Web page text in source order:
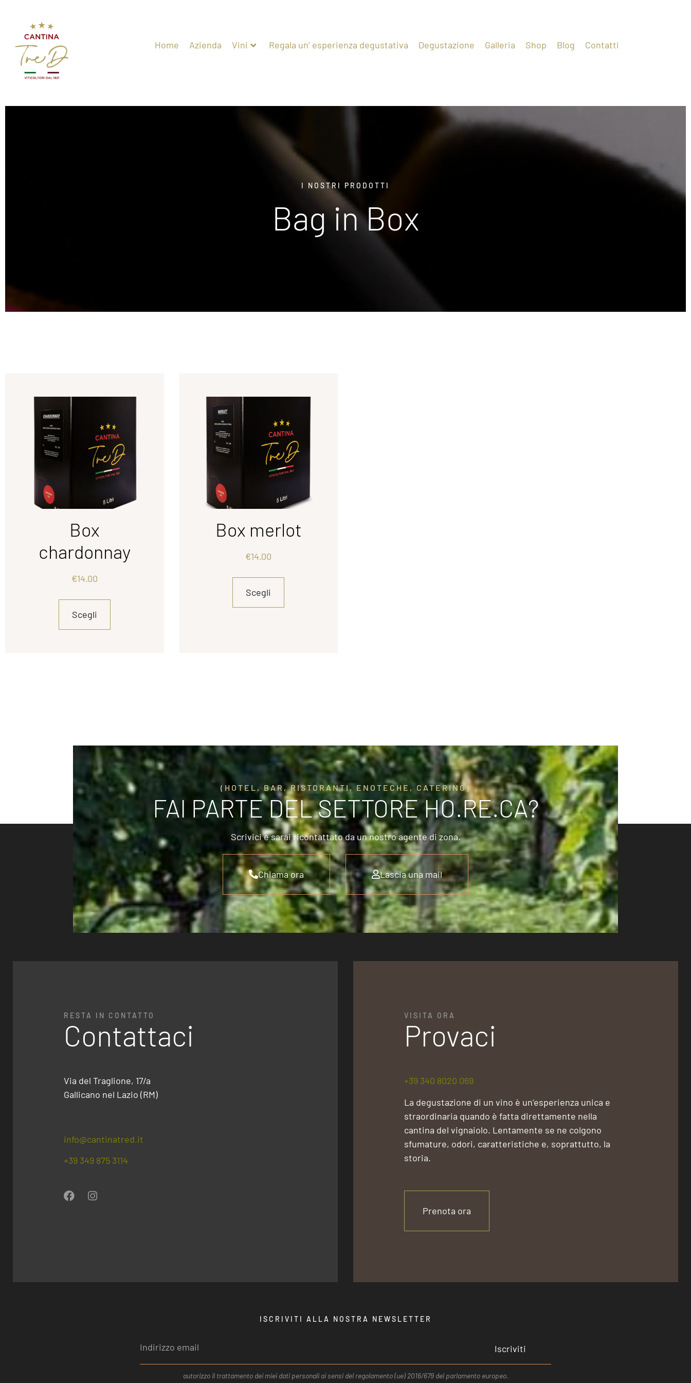
Home Azienda Vini Regala un’ esperienza degustativa Degustazione Galleria Shop Blog Contatti
I NOSTRI PRODOTTI
Bag in Box
Box
chardonnay
€14.00
Scegli
Box merlot
€14.00
Scegli
(HOTEL, BAR, RISTORANTI, ENOTECHE, CATERING)
FAI PARTE DEL SETTORE HO.RE.CA?
Scrivici e sarai ricontattato da un nostro agente di zona.
Chiama ora Lascia una mail
RESTA IN CONTATTO
Contattaci
Via del Traglione, 17/a
Gallicano nel Lazio (RM)
info@cantinatred.it
+39 349 875 3114
VISITA ORA
Provaci
+39 340 8020 069
La degustazione di un vino è un’esperienza unica e
straordinaria quando è fatta direttamente nella
cantina del vignaiolo. Lentamente se ne colgono
sfumature, odori, caratteristiche e, soprattutto, la
storia.
Prenota ora
ISCRIVITI ALLA NOSTRA NEWSLETTER
Iscriviti
autorizzo il trattamento dei miei dati personali ai sensi del regolamento (ue) 2016/679 del parlamento europeo.